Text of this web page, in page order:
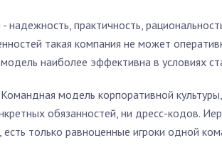
надежность, практичность,
такая компания не может
наиболее эффективна в условиях
модель корпоративной
обязанностей, ни дресс-кодов.
только равноценные игроки одной